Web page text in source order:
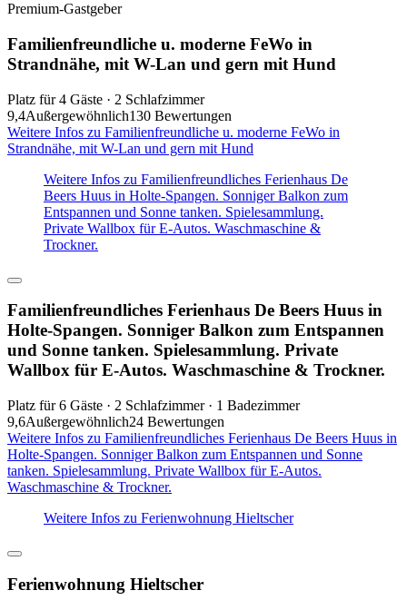
Premium-Gastgeber
Familienfreundliche u. moderne FeWo in
Strandnähe, mit W-Lan und gern mit Hund
Platz für 4 Gäste · 2 Schlafzimmer
9,4Außergewöhnlich130 Bewertungen
Weitere Infos zu Familienfreundliche u. moderne FeWo in
Strandnähe, mit W-Lan und gern mit Hund
Weitere Infos zu Familienfreundliches Ferienhaus De
Beers Huus in Holte-Spangen. Sonniger Balkon zum
Entspannen und Sonne tanken. Spielesammlung.
Private Wallbox für E-Autos. Waschmaschine &
Trockner.
Familienfreundliches Ferienhaus De Beers Huus in
Holte-Spangen. Sonniger Balkon zum Entspannen
und Sonne tanken. Spielesammlung. Private
Wallbox für E-Autos. Waschmaschine & Trockner.
Platz für 6 Gäste · 2 Schlafzimmer · 1 Badezimmer
9,6Außergewöhnlich24 Bewertungen
Weitere Infos zu Familienfreundliches Ferienhaus De Beers Huus in
Holte-Spangen. Sonniger Balkon zum Entspannen und Sonne
tanken. Spielesammlung. Private Wallbox für E-Autos.
Waschmaschine & Trockner.
Weitere Infos zu Ferienwohnung Hieltscher
Ferienwohnung Hieltscher